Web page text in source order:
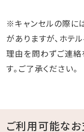
※キャンセルの際に
がありますが、ホテ
理由を問わずご連絡
す。ご了承ください。
ご利用可能な